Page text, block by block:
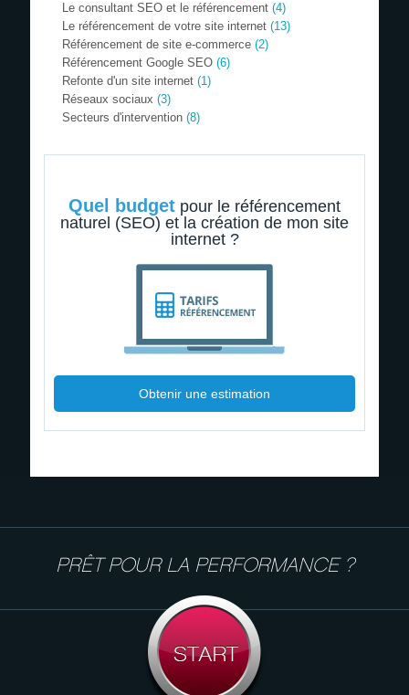
Le consultant SEO et le référencement (4)
Le référencement de votre site internet (13)
Référencement de site e-commerce (2)
Référencement Google SEO (6)
Refonte d'un site internet (1)
Réseaux sociaux (3)
Secteurs d'intervention (8)
Quel budget pour le référencement
naturel (SEO) et la création de mon site
internet ?
Obtenir une estimation
PRÊT POUR LA PERFORMANCE ?